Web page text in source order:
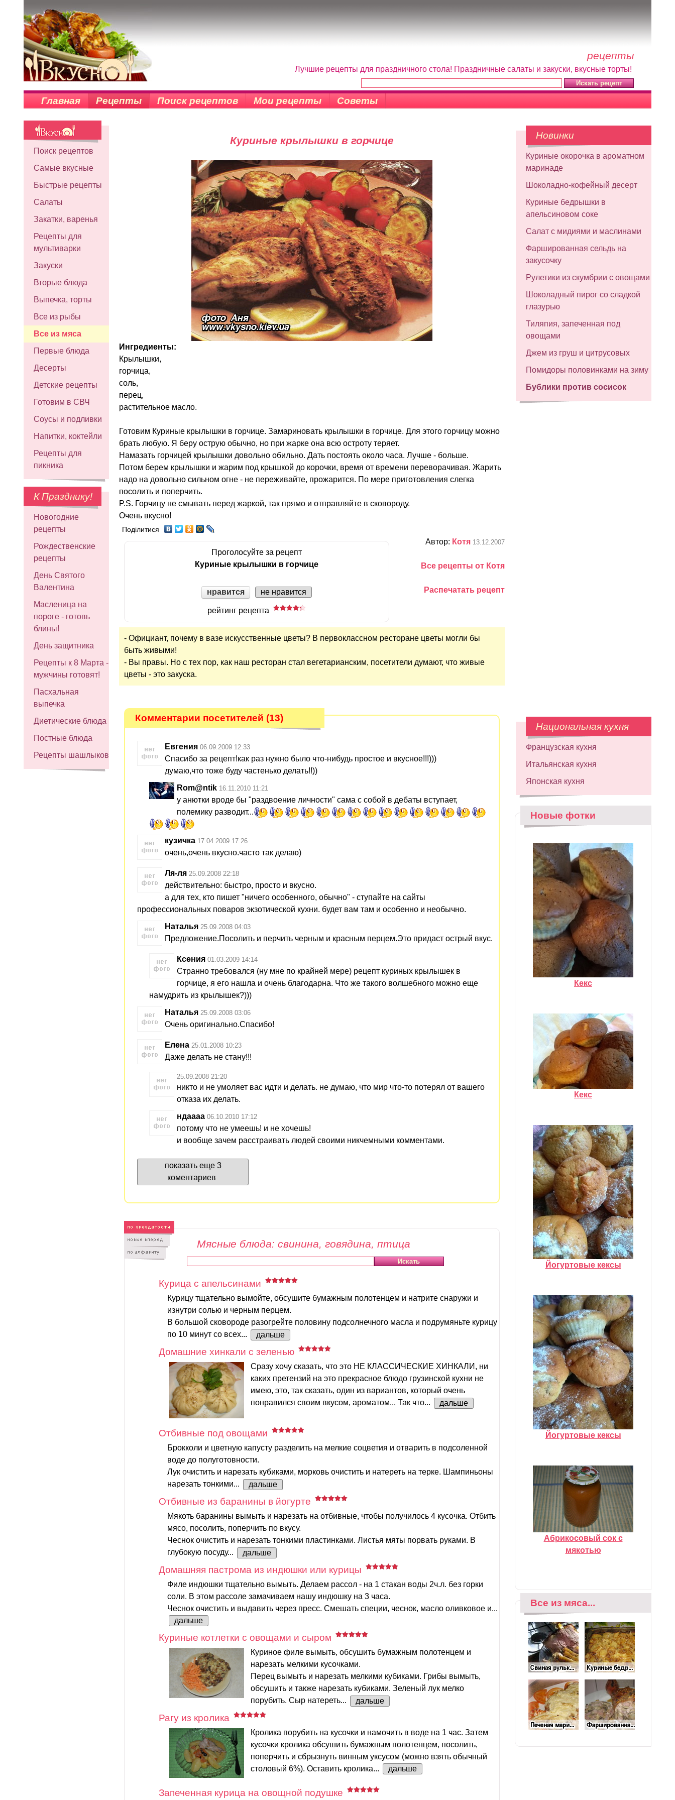
рецепты
Лучшие рецепты для праздничного стола! Праздничные салаты и закуски, вкусные торты!
Главная Рецепты Поиск рецептов Мои рецепты Советы
Поиск рецептов
Самые вкусные
Быстрые рецепты
Салаты
Закатки, варенья
Рецепты для
мультиварки
Закуски
Вторые блюда
Выпечка, торты
Все из рыбы
Все из мяса
Первые блюда
Десерты
Детские рецепты
Готовим в СВЧ
Соусы и подливки
Напитки, коктейли
Рецепты для
пикника
К Празднику!
Новогодние
рецепты
Рождественские
рецепты
День Святого
Валентина
Масленица на
пороге - готовь
блины!
День защитника
Рецепты к 8 Марта -
мужчины готовят!
Пасхальная
выпечка
Диетические блюда
Постные блюда
Рецепты шашлыков
Куриные крылышки в горчице
Ингредиенты:
Крылышки,
горчица,
соль,
перец,
растительное масло.
Готовим Куриные крылышки в горчице. Замариновать крылышки в горчице. Для этого горчицу можно
брать любую. Я беру острую обычно, но при жарке она всю остроту теряет.
Намазать горчицей крылышки довольно обильно. Дать постоять около часа. Лучше - больше.
Потом берем крылышки и жарим под крышкой до корочки, время от времени переворачивая. Жарить
надо на довольно сильном огне - не переживайте, прожарится. По мере приготовления слегка
посолить и поперчить.
P.S. Горчицу не смывать перед жаркой, так прямо и отправляйте в сковороду.
Очень вкусно!
Поділитися
Проголосуйте за рецепт
Куриные крылышки в горчице
нравится не нравится
рейтинг рецепта
Автор: Котя 13.12.2007
Все рецепты от Котя
Распечатать рецепт
- Официант, почему в вазе искусственные цветы? В первоклассном ресторане цветы могли бы
быть живыми!
- Вы правы. Но с тех пор, как наш ресторан стал вегетарианским, посетители думают, что живые
цветы - это закуска.
Комментарии посетителей (13)
Евгения 06.09.2009 12:33
Спасибо за рецепт!как раз нужно было что-нибудь простое и вкусное!!!)))
думаю,что тоже буду частенько делать!!))
Rom@ntik 16.11.2010 11:21
у анютки вроде бы "раздвоение личности" сама с собой в дебаты вступает,
полемику разводит...
кузичка 17.04.2009 17:26
очень,очень вкусно.часто так делаю)
Ля-ля 25.09.2008 22:18
действительно: быстро, просто и вкусно.
а для тех, кто пишет "ничего особенного, обычно" - ступайте на сайты
профессиональных поваров экзотической кухни. будет вам там и особенно и необычно.
Наталья 25.09.2008 04:03
Предложение.Посолить и перчить черным и красным перцем.Это придаст острый вкус.
Ксения 01.03.2009 14:14
Странно требовался (ну мне по крайней мере) рецепт куриных крылышек в
горчице, я его нашла и очень благодарна. Что же такого волшебного можно еще
намудрить из крылышек?)))
Наталья 25.09.2008 03:06
Очень оригинально.Спасибо!
Елена 25.01.2008 10:23
Даже делать не стану!!!
25.09.2008 21:20
никто и не умоляет вас идти и делать. не думаю, что мир что-то потерял от вашего
отказа их делать.
ндаааа 06.10.2010 17:12
потому что не умеешь! и не хочешь!
и вообще зачем расстраивать людей своими никчемными комментами.
показать еще 3
коментариев
Мясные блюда: свинина, говядина, птица
Курица с апельсинами
Курицу тщательно вымойте, обсушите бумажным полотенцем и натрите снаружи и
изнутри солью и черным перцем.
В большой сковороде разогрейте половину подсолнечного масла и подрумяньте курицу
по 10 минут со всех...
дальше
Домашние хинкали с зеленью
Сразу хочу сказать, что это НЕ КЛАССИЧЕСКИЕ ХИНКАЛИ, ни
каких претензий на это прекрасное блюдо грузинской кухни не
имею, это, так сказать, один из вариантов, который очень
понравился своим вкусом, ароматом... Так что...
дальше
Отбивные под овощами
Брокколи и цветную капусту разделить на мелкие соцветия и отварить в подсоленной
воде до полуготовности.
Лук очистить и нарезать кубиками, морковь очистить и натереть на терке. Шампиньоны
нарезать тонкими...
дальше
Отбивные из баранины в йогурте
Мякоть баранины вымыть и нарезать на отбивные, чтобы получилось 4 кусочка. Отбить
мясо, посолить, поперчить по вкусу.
Чеснок очистить и нарезать тонкими пластинками. Листья мяты порвать руками. В
глубокую посуду...
дальше
Домашняя пастрома из индюшки или курицы
Филе индюшки тщательно вымыть. Делаем рассол - на 1 стакан воды 2ч.л. без горки
соли. В этом рассоле замачиваем нашу индюшку на 3 часа.
Чеснок очистить и выдавить через пресс. Смешать специи, чеснок, масло оливковое и...
дальше
Куриные котлетки с овощами и сыром
Куриное филе вымыть, обсушить бумажным полотенцем и
нарезать мелкими кусочками.
Перец вымыть и нарезать мелкими кубиками. Грибы вымыть,
обсушить и также нарезать кубиками. Зеленый лук мелко
порубить. Сыр натереть...
дальше
Рагу из кролика
Кролика порубить на кусочки и намочить в воде на 1 час. Затем
кусочки кролика обсушить бумажным полотенцем, посолить,
поперчить и сбрызнуть винным уксусом (можно взять обычный
столовый 6%). Оставить кролика...
дальше
Запеченная курица на овощной подушке
Новинки
Куриные окорочка в ароматном
маринаде
Шоколадно-кофейный десерт
Куриные бедрышки в
апельсиновом соке
Салат с мидиями и маслинами
Фаршированная сельдь на
закусочку
Рулетики из скумбрии с овощами
Шоколадный пирог со сладкой
глазурью
Тиляпия, запеченная под
овощами
Джем из груш и цитрусовых
Помидоры половинками на зиму
Бублики против сосисок
Национальная кухня
Французская кухня
Итальянская кухня
Японская кухня
Новые фотки
Кекс
Кекс
Йогуртовые кексы
Йогуртовые кексы
Абрикосовый сок с
мякотью
Все из мяса...